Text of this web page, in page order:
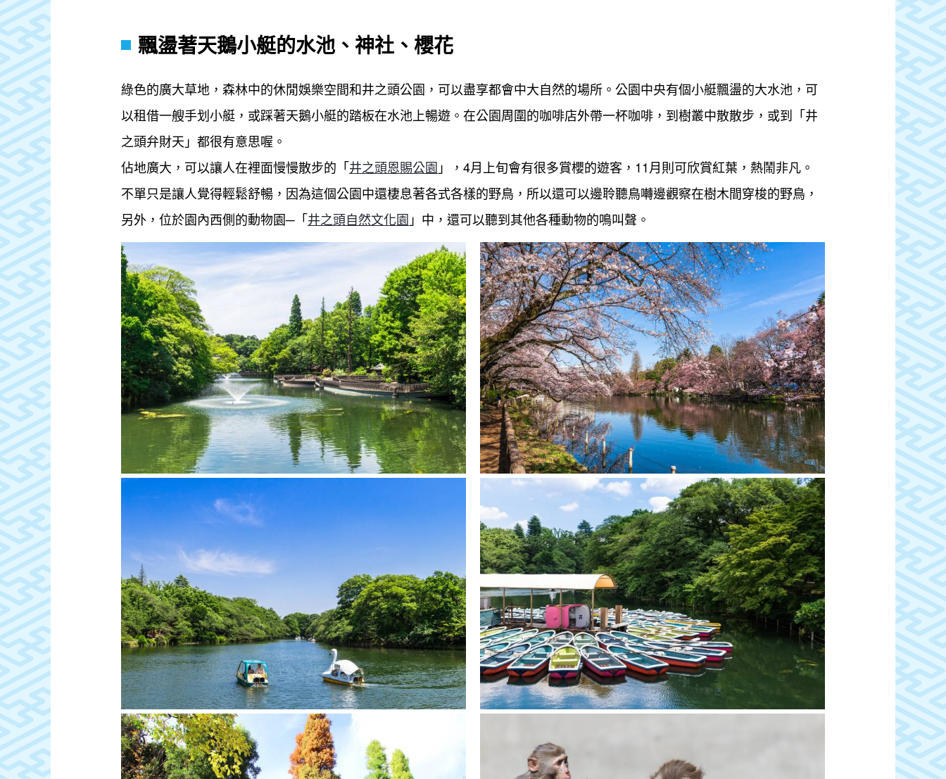
飄盪著天鵝小艇的水池、神社、櫻花
綠色的廣大草地，森林中的休閒娛樂空間和井之頭公園，可以盡享都會中大自然的場所。公園中央有個小艇飄盪的大水池，可
以租借一艘手划小艇，或踩著天鵝小艇的踏板在水池上暢遊。在公園周圍的咖啡店外帶一杯咖啡，到樹叢中散散步，或到「井
之頭弁財天」都很有意思喔。
佔地廣大，可以讓人在裡面慢慢散步的「井之頭恩賜公園 」，4月上旬會有很多賞櫻的遊客，11月則可欣賞紅葉，熱鬧非凡。
不單只是讓人覺得輕鬆舒暢，因為這個公園中還棲息著各式各樣的野鳥，所以還可以邊聆聽鳥囀邊觀察在樹木間穿梭的野鳥，
另外，位於園內西側的動物園─「井之頭自然文化園 」中，還可以聽到其他各種動物的鳴叫聲。